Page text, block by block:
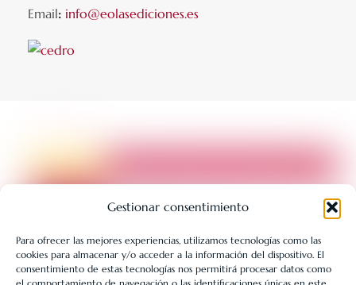
Gestionar consentimiento
Para ofrecer las mejores experiencias, utilizamos tecnologías como las
cookies para almacenar y/o acceder a la información del dispositivo. El
consentimiento de estas tecnologías nos permitirá procesar datos como
Email: info@eolasediciones.es
LIBRERÍA UNIVERSITARIA LEÓN 1980 SLL ha sido beneficiaria
de Fondos Europeos, cuyo objetivo es la mejora de la